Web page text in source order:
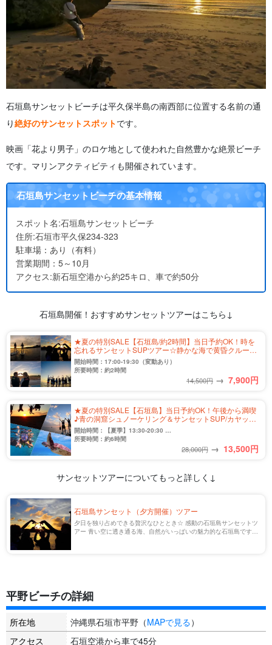
石垣島サンセットビーチは平久保半島の南西部に位置する名前の通
り絶好のサンセットスポットです。
映画「花より男子」のロケ地として使われた自然豊かな絶景ビーチ
です。 マリンアクティビティも開催されています。
石垣島サンセットビーチの基本情報
スポット名:石垣島サンセットビーチ
住所:石垣市平久保234-323
駐車場：あり（有料）
営業期間：5～10月
アクセス:新石垣空港から約25キロ、車で約50分
石垣島開催！おすすめサンセットツアーはこちら↓
★夏の特別SALE【石垣島/約2時間】当日予約OK！時を
忘れるサンセットSUPツアー☆静かな海で黄昏クルージ
ング♪＜写真無料＆送迎付き＞（No.332）
開始時間：17:00-19:30（変動あり）
所要時間：約2時間
14,500円 → 7,900円
★夏の特別SALE【石垣島】当日予約OK！午後から満喫
♪青の洞窟シュノーケリング＆サンセットSUP/カヤック
ツアー☆写真無料＆送迎付き（No.319）
開始時間：【夏季】13:30-20:30
【冬季】13:30-19:30
所要時間：約6時間
28,000円 → 13,500円
サンセットツアーについてもっと詳しく↓
石垣島サンセット（夕方開催）ツアー
夕日を独り占めできる贅沢なひととき☆ 感動の石垣島サンセットツ
アー 青い空に透き通る海、自然がいっぱいの魅力的な石垣島です
平野ビーチの詳細
所在地 沖縄県石垣市平野（MAPで見る）
アクセス
石垣空港から車で45分